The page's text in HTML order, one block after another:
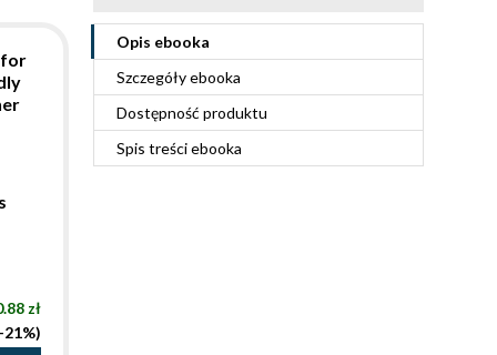
Opis ebooka
Szczegółyebooka
Dostępność produktu
Spis treściebooka
for
zł
21%)